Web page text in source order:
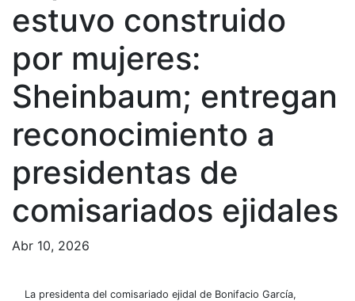
estuvo construido
por mujeres:
Sheinbaum; entregan
reconocimiento a
presidentas de
comisariados ejidales
Abr 10, 2026
La presidenta del comisariado ejidal de Bonifacio García,